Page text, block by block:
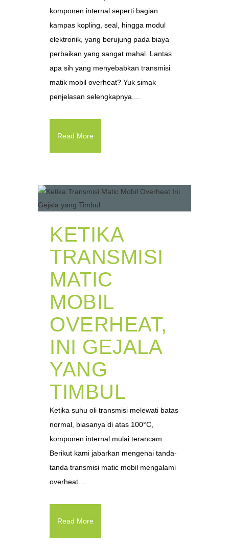
komponen internal seperti bagian
kampas kopling, seal, hingga modul
elektronik, yang berujung pada biaya
perbaikan yang sangat mahal. Lantas
apa sih yang menyebabkan transmisi
matik mobil overheat? Yuk simak
penjelasan selengkapnya....
Read More
KETIKA
TRANSMISI
MATIC
MOBIL
OVERHEAT,
INI GEJALA
YANG
TIMBUL
Ketika suhu oli transmisi melewati batas
normal, biasanya di atas 100°C,
komponen internal mulai terancam.
Berikut kami jabarkan mengenai tanda-
tanda transmisi matic mobil mengalami
overheat....
Read More